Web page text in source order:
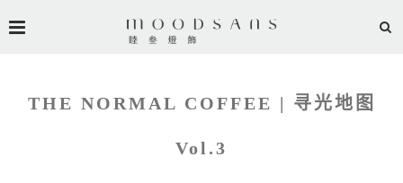
THE NORMAL COFFEE | 寻光地图
Vol.3